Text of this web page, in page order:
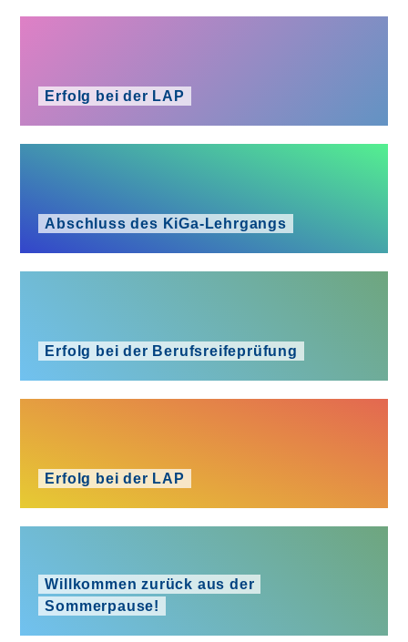
Erfolg bei der LAP
Abschluss des KiGa-Lehrgangs
Erfolg bei der Berufsreifeprüfung
Erfolg bei der LAP
Willkommen zurück aus der
Sommerpause!